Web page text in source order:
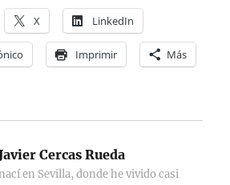
X LinkedIn
Imprimir Más
Cercas Rueda
en Sevilla, donde he vivido casi